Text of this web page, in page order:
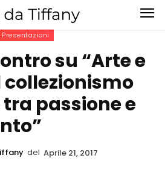
su “Arte e
collezionismo
passione e
del Aprile 21, 2017